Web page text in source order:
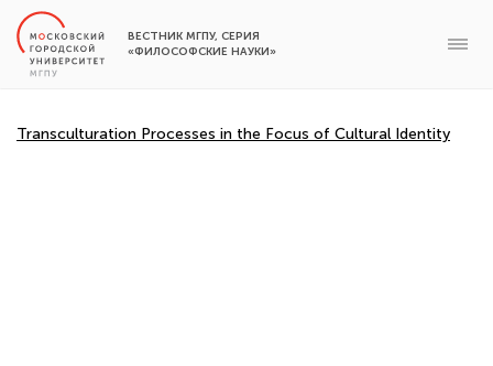
ВЕСТНИК МГПУ, СЕРИЯ
«ФИЛОСОФСКИЕ НАУКИ»
Transculturation Processes in the Focus of Cultural Identity